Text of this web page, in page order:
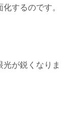
するのです。
が鋭くなりま